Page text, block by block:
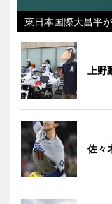
東日本国際大昌平
上
佐々